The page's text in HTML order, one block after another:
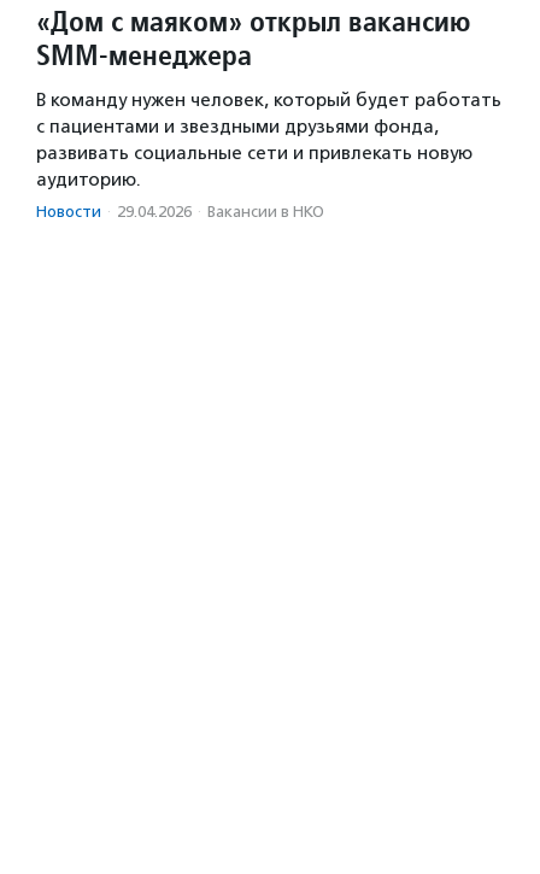
«Дом с маяком» открыл вакансию
SMM-менеджера
В команду нужен человек, который будет работать
с пациентами и звездными друзьями фонда,
развивать социальные сети и привлекать новую
аудиторию.
Новости · 29.04.2026 · Вакансии в НКО